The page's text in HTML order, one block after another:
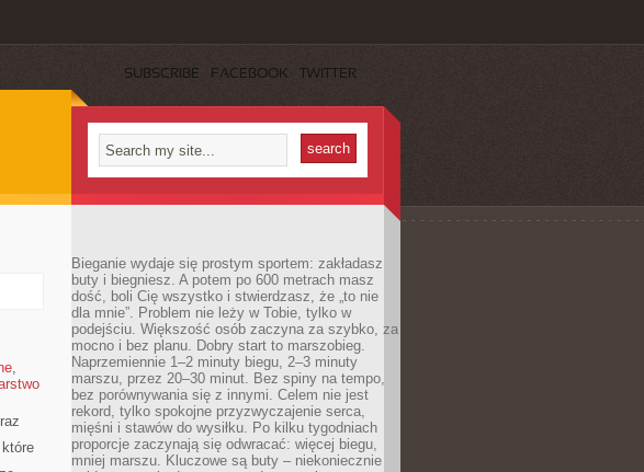
SUBSCRIBE FACEBOOK TWITTER
,
Bieganie wydaje się prostym sportem: zakładasz
buty i biegniesz. A potem po 600 metrach masz
dość, boli Cię wszystko i stwierdzasz, że „to nie
dla mnie”. Problem nie leży w Tobie, tylko w
podejściu. Większość osób zaczyna za szybko, za
mocno i bez planu. Dobry start to marszobieg.
Naprzemiennie 1–2 minuty biegu, 2–3 minuty
marszu, przez 20–30 minut. Bez spiny na tempo,
bez porównywania się z innymi. Celem nie jest
rekord, tylko spokojne przyzwyczajenie serca,
mięśni i stawów do wysiłku. Po kilku tygodniach
proporcje zaczynają się odwracać: więcej biegu,
mniej marszu. Kluczowe są buty – niekoniecznie